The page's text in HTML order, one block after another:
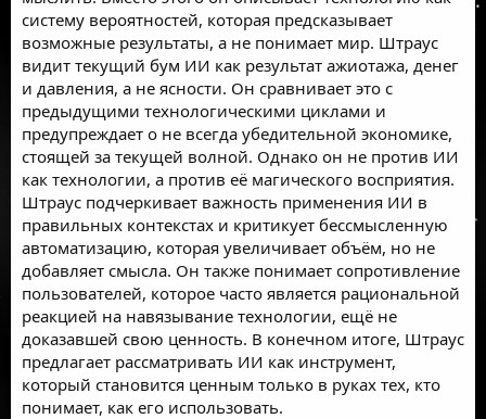
систему вероятностей, которая предсказывает
возможные результаты, а не понимает мир. Штраус
видит текущий бум ИИ как результат ажиотажа, денег
и давления, а не ясности. Он сравнивает это с
предыдущими технологическими циклами и
предупреждает о не всегда убедительной экономике,
стоящей за текущей волной. Однако он не против ИИ
как технологии, а против её магического восприятия.
Штраус подчеркивает важность применения ИИ в
правильных контекстах и критикует бессмысленную
автоматизацию, которая увеличивает объём, но не
добавляет смысла. Он также понимает сопротивление
пользователей, которое часто является рациональной
реакцией на навязывание технологии, ещё не
доказавшей свою ценность. В конечном итоге, Штраус
предлагает рассматривать ИИ как инструмент,
который становится ценным только в руках тех, кто
понимает, как его использовать.